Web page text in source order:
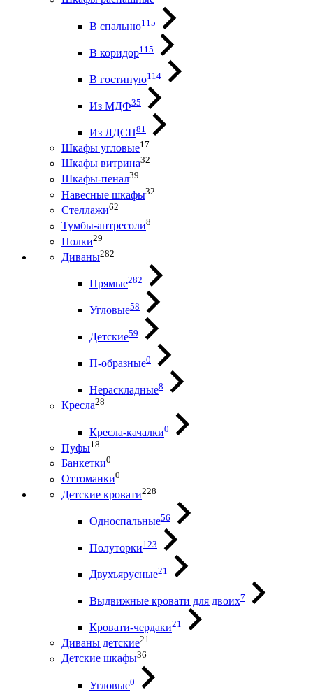
В спальню115
В коридор115
В гостиную114
Из МДФ35
Из ЛДСП81
Шкафы угловые17
Шкафы витрина32
Шкафы-пенал39
Навесные шкафы32
Стеллажи62
Тумбы-антресоли8
Полки29
Диваны282
Прямые282
Угловые58
Детские59
П-образные0
Нераскладные8
Кресла28
Кресла-качалки0
Пуфы18
Банкетки0
Оттоманки0
Детские кровати228
Односпальные56
Полуторки123
Двухъярусные21
Выдвижные кровати для двоих7
Кровати-чердаки21
Диваны детские21
Детские шкафы36
Угловые0